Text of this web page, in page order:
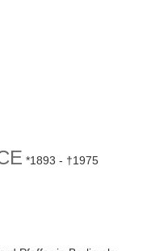
1893
1975